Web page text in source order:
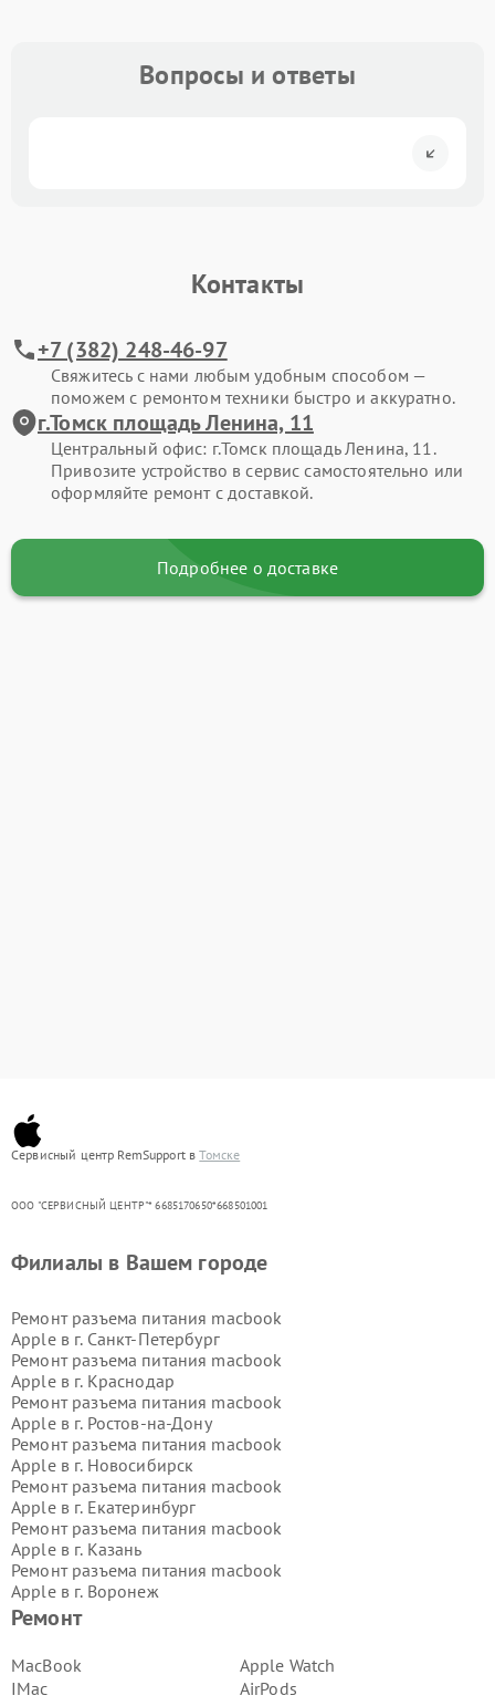
Вопросы и ответы
Контакты
+7 (382) 248-46-97
Свяжитесь с нами любым удобным способом —
поможем с ремонтом техники быстро и аккуратно.
г.Томск площадь Ленина, 11
Центральный офис: г.Томск площадь Ленина, 11.
Привозите устройство в сервис самостоятельно или
оформляйте ремонт с доставкой.
Подробнее о доставке
Сервисный центр RemSupport вТомске
ООО "СЕРВИСНЫЙ ЦЕНТР"* 6685170650*668501001
Ремонт
MacBook
IMac
Apple Watch
AirPods
Филиалы в Вашем городе
Ремонт разъема питания macbook
Apple в г. Санкт-Петербург
Ремонт разъема питания macbook
Apple в г. Краснодар
Ремонт разъема питания macbook
Apple в г. Ростов-на-Дону
Ремонт разъема питания macbook
Apple в г. Новосибирск
Ремонт разъема питания macbook
Apple в г. Екатеринбург
Ремонт разъема питания macbook
Apple в г. Казань
Ремонт разъема питания macbook
Apple в г. Воронеж
Ремонт разъема питания macbook
Ремонт разъема питания macbook
Apple в г.
Ремонт разъема питания macbook